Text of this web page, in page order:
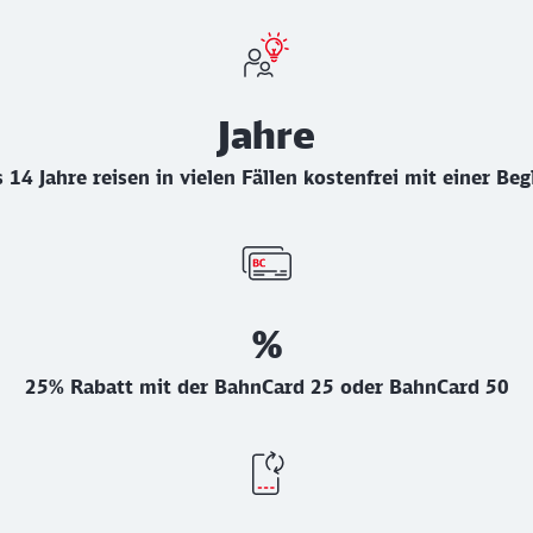
Jahre
14 Jahre reisen in vielen Fällen kostenfrei mit einer
%
25% Rabatt mit der BahnCard 25 oder BahnCard 50